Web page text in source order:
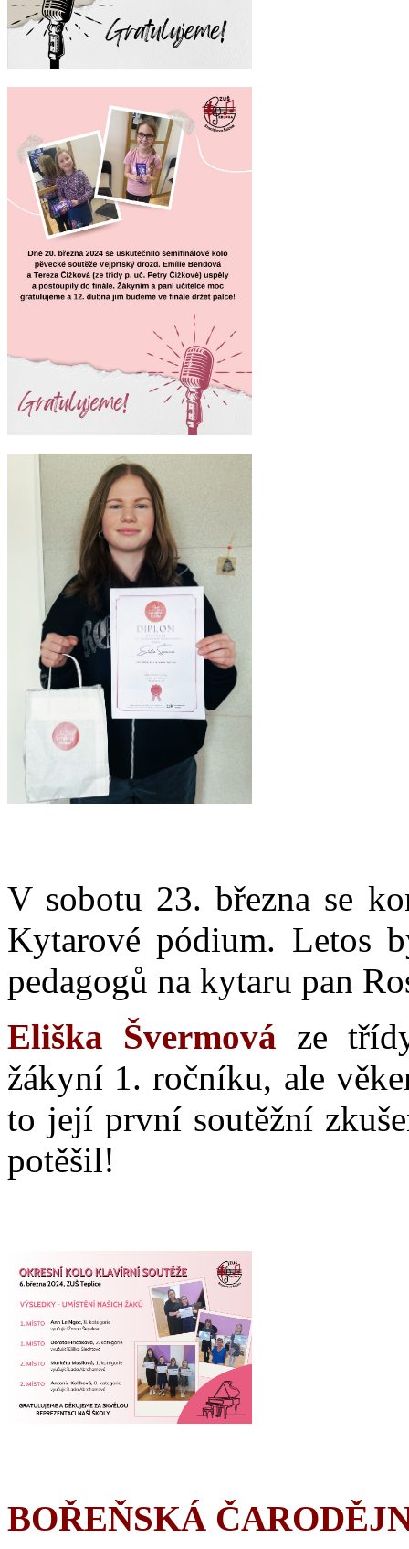
V sobotu 23. března se
Kytarové pódium. Letos
pedagogů na kytaru pan
Eliška Švermová ze
žákyní 1. ročníku, ale
to její první soutěžní
potěšil!
BOŘEŇSKÁ